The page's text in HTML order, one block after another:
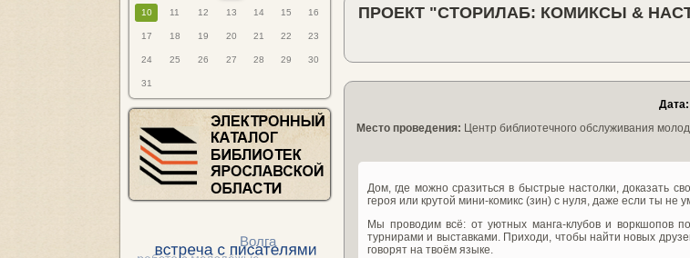
10 11 12 13 14 15 16
17 18 19 20 21 22 23
24 25 26 27 28 29 30
31
ПРОЕКТ "СТОРИЛАБ: КОМИКСЫ &
Дата:
Место проведения: Центр библиотечного обслуживания
Дом, где можно сразиться в быстрые настолки, доказать
героя или крутой мини-комикс (зин) с нуля, даже если ты не
Мы проводим всё: от уютных манга-клубов и воркшопов
турнирами и выставками. Приходи, чтобы найти новых
говорят на твоём языке.